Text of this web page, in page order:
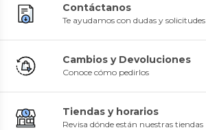
Contáctanos
Te ayudamos con dudas y solicitudes
Cambios y Devoluciones
Conoce cómo pedirlos
Tiendas y horarios
Revisa dónde están nuestras tiendas